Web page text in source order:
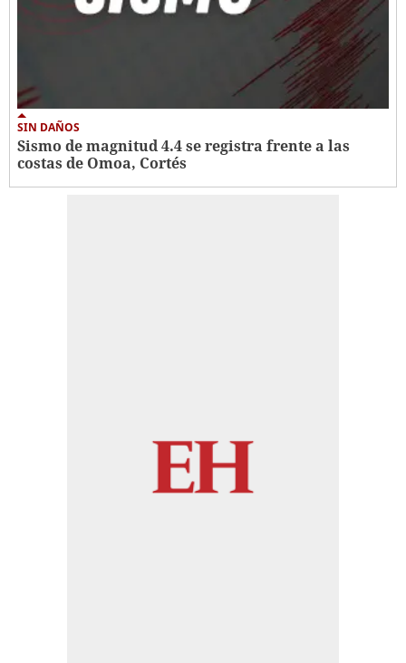
SIN DAÑOS
Sismo de magnitud 4.4 se registra frente a las
costas de Omoa, Cortés